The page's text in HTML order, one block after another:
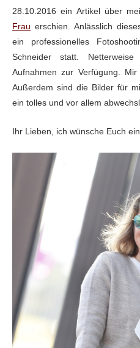
28.10.2016 ein Artikel über
Frau erschien. Anlässlich
ein professionelles
Schneider statt.
Aufnahmen zur Verfügung.
Außerdem sind die Bilder für
ein tolles und vor allem
Ihr Lieben, ich wünsche Euch